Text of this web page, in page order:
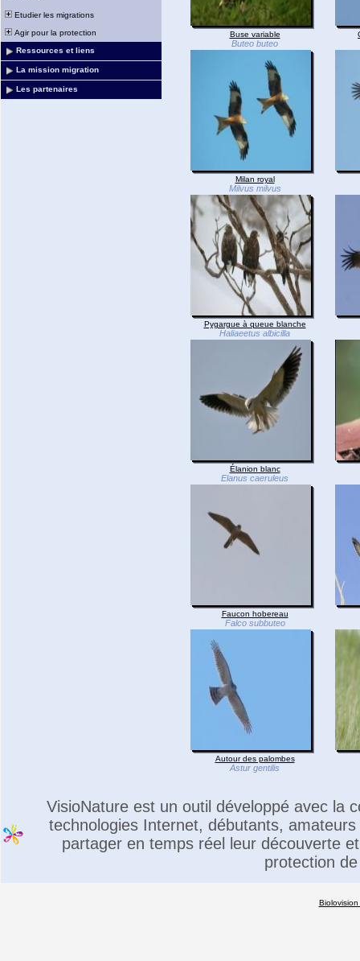
Etudier les migrations
Agir pour la protection
Ressources et liens
La mission migration
Les partenaires
Buse variable
Buteo buteo
Milan royal
Milvus milvus
Pygargue à queue blanche
Haliaeetus albicilla
Élanion blanc
Elanus caeruleus
Faucon hobereau
Falco subbuteo
Autour des palombes
Astur gentilis
VisioNature est un outil développé avec la
technologies Internet, débutants,
partager en temps réel leur découverte
protection
Biolovision